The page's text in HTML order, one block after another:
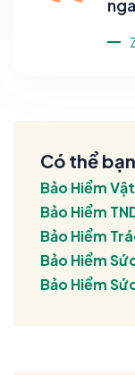
Có thể
Bảo Hiểm
Bảo Hiểm
Bảo Hiểm
Bảo Hiểm
Bảo Hiểm